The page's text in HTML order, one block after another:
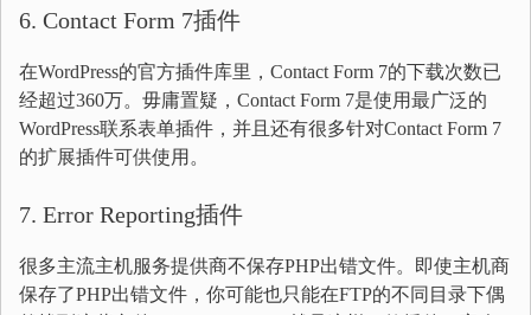
6. Contact Form 7插件
在WordPress的官方插件库里，Contact Form 7的下载次数已
经超过360万。毋庸置疑，Contact Form 7是使用最广泛的
WordPress联系表单插件，并且还有很多针对Contact Form 7
的扩展插件可供使用。
7. Error Reporting插件
很多主流主机服务提供商不保存PHP出错文件。即使主机商
保存了PHP出错文件，你可能也只能在FTP的不同目录下偶